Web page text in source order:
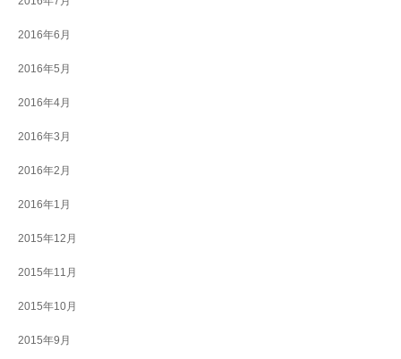
2016年6月
2016年5月
2016年4月
2016年3月
2016年2月
2016年1月
2015年12月
2015年11月
2015年10月
2015年9月